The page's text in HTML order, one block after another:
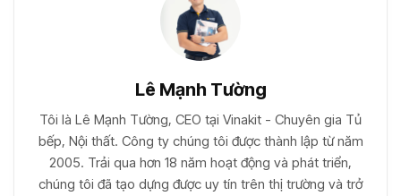
Lê Mạnh Tường
Tôi là Lê Mạnh Tường, CEO tại Vinakit - Chuyên gia Tủ
bếp, Nội thất. Công ty chúng tôi được thành lập từ năm
2005. Trải qua hơn 18 năm hoạt động và phát triển,
chúng tôi đã tạo dựng được uy tín trên thị trường và trở